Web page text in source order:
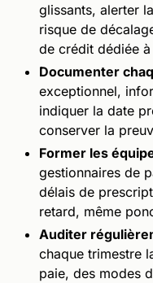
glissants, alerter
risque de
de crédit dédiée
Documenter
exceptionnel,
indiquer la date
conserver la
Former les
gestionnaires de
délais de
retard, même
Auditer
chaque trimestre
paie, des modes